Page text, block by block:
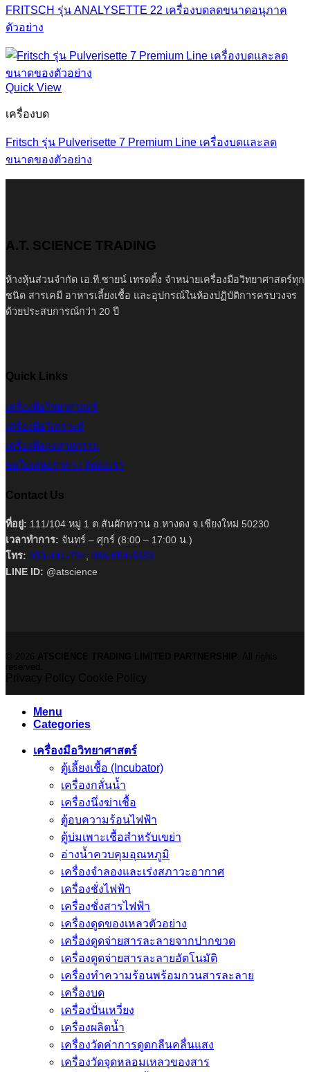
FRITSCH รุ่น ANALYSETTE 22 เครื่องบดลดขนาดอนุภาค
ตัวอย่าง
Quick View
เครื่องบด
Fritsch รุ่น Pulverisette 7 Premium Line เครื่องบดและลด
ขนาดของตัวอย่าง
A.T. SCIENCE TRADING
ห้างหุ้นส่วนจำกัด เอ.ที.ซายน์ เทรดดิ้ง จำหน่ายเครื่องมือวิทยาศาสตร์ทุก
ชนิด สารเคมี อาหารเลี้ยงเชื้อ และอุปกรณ์ในห้องปฏิบัติการครบวงจร
ด้วยประสบการณ์กว่า 20 ปี
Quick Links
เครื่องมือวิทยาศาสตร์
เครื่องมือวิเคราะห์
เครื่องมืออุตสาหกรรม
ขอใบเสนอราคา / ติดต่อเรา
Contact Us
ที่อยู่: 111/104 หมู่ 1 ต.สันผักหวาน อ.หางดง จ.เชียงใหม่ 50230
เวลาทำการ: จันทร์ – ศุกร์ (8:00 – 17:00 น.)
โทร: 053-441-794, 086-654-5653
LINE ID: @atscience
Menu
Categories
เครื่องมือวิทยาศาสตร์
ตู้เลี้ยงเชื้อ (Incubator)
เครื่องกลั่นน้ำ
เครื่องนึ่งฆ่าเชื้อ
ตู้อบความร้อนไฟฟ้า
ตู้บ่มเพาะเชื้อสำหรับเขย่า
อ่างน้ำควบคุมอุณหภูมิ
เครื่องจำลองและเร่งสภาวะอากาศ
เครื่องชั่งไฟฟ้า
เครื่องชั่งสารไฟฟ้า
เครื่องดูดของเหลวตัวอย่าง
เครื่องดูดจ่ายสารละลายจากปากขวด
เครื่องดูดจ่ายสารละลายอัตโนมัติ
เครื่องทำความร้อนพร้อมกวนสารละลาย
เครื่องบด
เครื่องปั่นเหวี่ยง
เครื่องผลิตน้ำ
เครื่องวัดค่าการดูดกลืนคลื่นแสง
เครื่องวัดจุดหลอมเหลวของสาร